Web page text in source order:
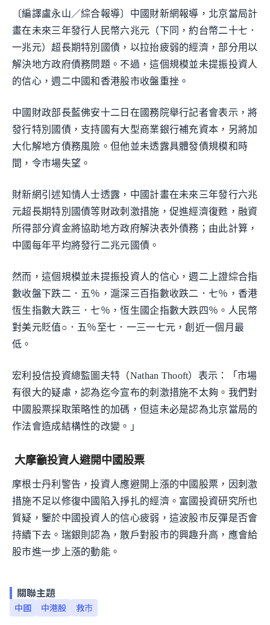
〔編譯盧永山／綜合報導〕中國財新網報導，北京當局計
畫在未來三年發行人民幣六兆元（下同，約台幣二十七．
一兆元）超長期特別國債，以拉抬疲弱的經濟，部分用以
解決地方政府債務問題。不過，這個規模並未提振投資人
的信心，週二中國和香港股市收盤重挫。
中國財政部長藍佛安十二日在國務院舉行記者會表示，將
發行特別國債，支持國有大型商業銀行補充資本，另將加
大化解地方債務風險。但他並未透露具體發債規模和時
間，令市場失望。
財新網引述知情人士透露，中國計畫在未來三年發行六兆
元超長期特別國債等財政刺激措施，促進經濟復甦，融資
所得部分資金將協助地方政府解決表外債務；由此計算，
中國每年平均將發行二兆元國債。
然而，這個規模並未提振投資人的信心，週二上證綜合指
數收盤下跌二．五％，滬深三百指數收跌二．七％，香港
恆生指數大跌三．七％，恆生國企指數大跌四％。人民幣
對美元貶值○．五％至七．一三一七元，創近一個月最
低。
宏利投信投資總監圖夫特（Nathan Thooft）表示：「市場
有很大的疑慮，認為迄今宣布的刺激措施不太夠。我們對
中國股票採取策略性的加碼，但這未必是認為北京當局的
作法會造成結構性的改變。」
大摩籲投資人避開中國股票
摩根士丹利警告，投資人應避開上漲的中國股票，因刺激
措施不足以修復中國陷入掙扎的經濟。富國投資研究所也
質疑，鑒於中國投資人的信心疲弱，這波股市反彈是否會
持續下去。瑞銀則認為，散戶對股市的興趣升高，應會給
股市進一步上漲的動能。
關聯主題
中國 中港股 救市